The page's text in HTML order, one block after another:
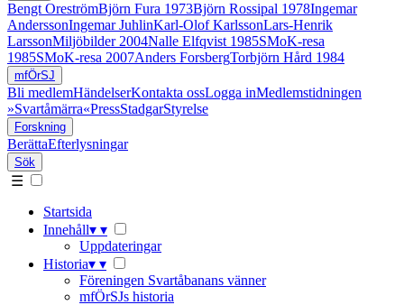
Bengt OreströmBjörn Fura 1973Björn Rossipal 1978Ingemar
AnderssonIngemar JuhlinKarl-Olof KarlssonLars-Henrik
LarssonMiljöbilder 2004Nalle Elfqvist 1985SMoK-resa
1985SMoK-resa 2007Anders ForsbergTorbjörn Hård 1984
mfÖrSJ
Bli medlemHändelserKontakta ossLogga inMedlemstidningen
»Svartåmärra«PressStadgarStyrelse
Forskning
BerättaEfterlysningar
Sök
☰
Startsida
Innehåll▾ ▾
Uppdateringar
Historia▾ ▾
Föreningen Svartåbanans vänner
mfÖrSJs historia